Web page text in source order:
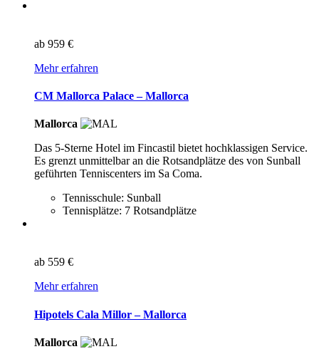
ab 959 €
Mehr erfahren
CM Mallorca Palace – Mallorca
Mallorca
Das 5-Sterne Hotel im Fincastil bietet hochklassigen Service.
Es grenzt unmittelbar an die Rotsandplätze des von Sunball
geführten Tenniscenters im Sa Coma.
Tennisschule: Sunball
Tennisplätze: 7 Rotsandplätze
ab 559 €
Mehr erfahren
Hipotels Cala Millor – Mallorca
Mallorca